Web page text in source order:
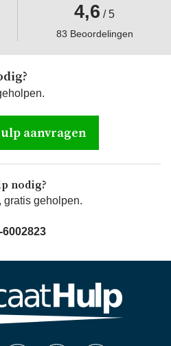
4,6 / 5
83 Beoordelingen
aanvragen
nodig?
gratis geholpen.